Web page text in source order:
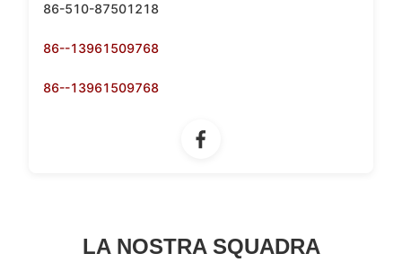
86-510-87501218
86--13961509768
86--13961509768
LA NOSTRA SQUADRA